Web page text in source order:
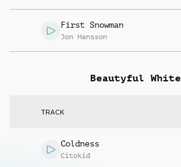
First Snowman
Jon Hansson
Beautyful White
TRACK
Coldness
Citokid